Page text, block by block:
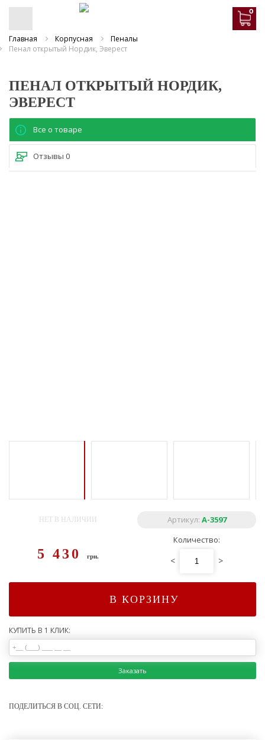
0
Главная Корпусная
Пеналы
Пенал открытый Нордик, Эверест
ПЕНАЛ ОТКРЫТЫЙ НОРДИК,
ЭВЕРЕСТ
Все о товаре
Отзывы 0
НЕТ В НАЛИЧИИ Артикул: А-3597
5 430грн.
Количество:
< >
В КОРЗИНУ
КУПИТЬ В 1 КЛИК:
Заказать
ПОДЕЛИТЬСЯ В СОЦ. СЕТИ: